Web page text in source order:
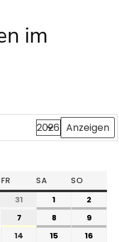
im
FR SA SO
31 1
2
7 8
9
14 15
16